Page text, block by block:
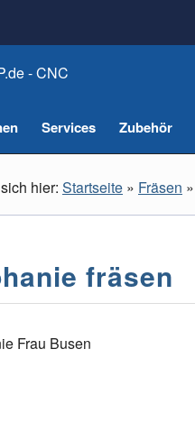
Services Zubehör
hier: Startseite » Fräsen »
fräsen